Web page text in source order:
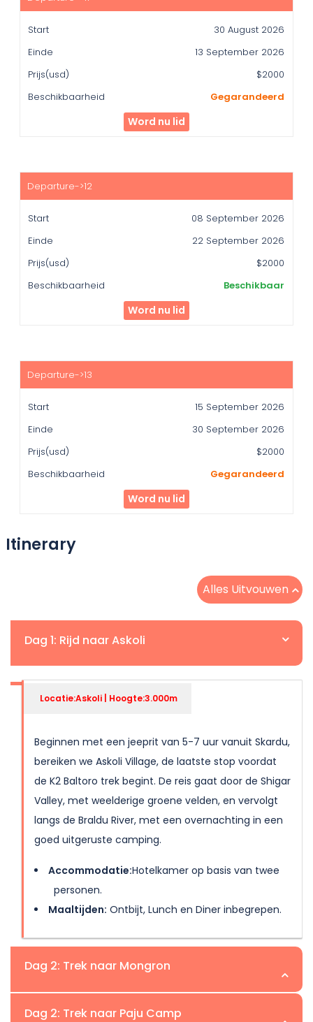
30 August 2026
13 September 2026
$2000
Gegarandeerd
Word nu lid
08 September 2026
22 September 2026
$2000
Beschikbaar
Word nu lid
15 September 2026
30 September 2026
$2000
Gegarandeerd
Word nu lid
Itinerary
Alles Uitvouwen
Dag 1: Rijd naar Askoli
Locatie:Askoli | Hoogte:3.000m
Beginnen met een jeeprit van 5-7 uur vanuit Skardu,
bereiken we Askoli Village, de laatste stop voordat
de K2 Baltoro trek begint. De reis gaat door de Shigar
Valley, met weelderige groene velden, en vervolgt
langs de Braldu River, met een overnachting in een
goed uitgeruste camping.
Accommodatie:Hotelkamer op basis van twee
personen.
Maaltijden: Ontbijt, Lunch en Diner inbegrepen.
Dag 2: Trek naar Mongron
Locatie:Mongrong | Hoogte:3.190m
Dag 2: Trek naar Paju Camp